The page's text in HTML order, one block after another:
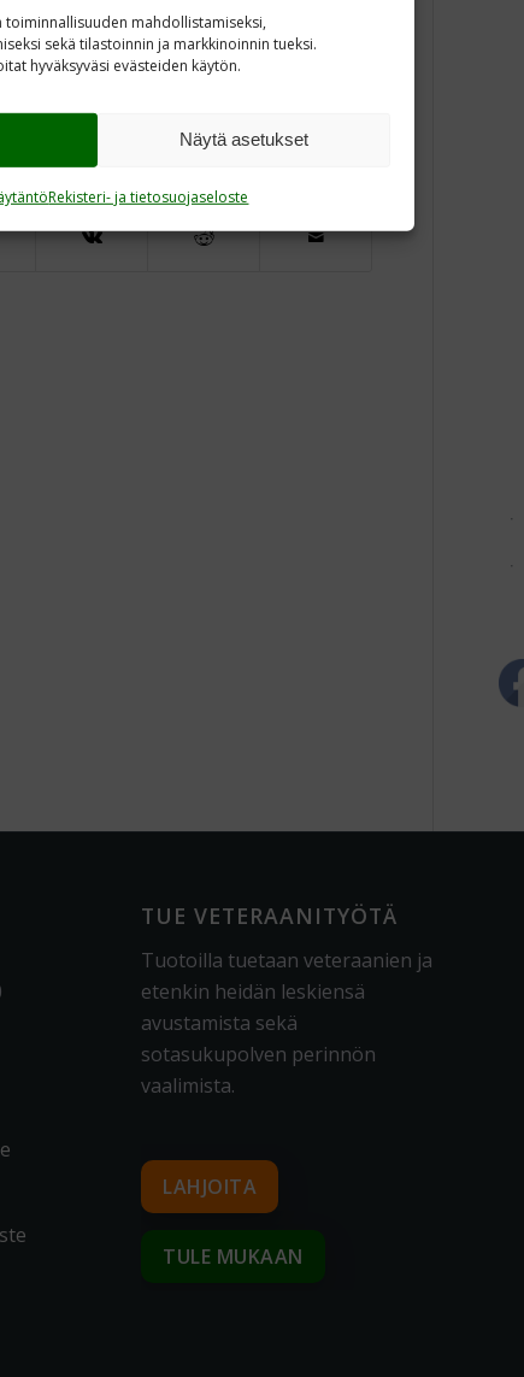
toiminnallisuuden mahdollistamiseksi,
sekä tilastoinnin ja markkinoinnin tueksi.
hyväksyväsi evästeiden käytön.
Näytä asetukset
Rekisteri- ja tietosuojaseloste
TUE VETERAANITYÖTÄ
Tuotoilla tuetaan veteraanien ja
etenkin heidän leskiensä
avustamista sekä
sotasukupolven perinnön
vaalimista.
LAHJOITA
TULE MUKAAN